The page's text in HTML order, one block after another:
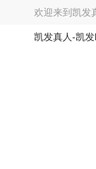
欢迎来到 凯发
凯发真人-凯